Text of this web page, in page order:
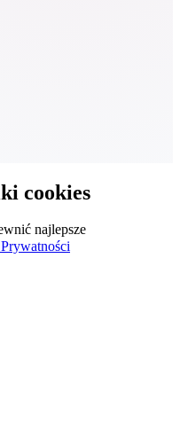
cookies
najlepsze